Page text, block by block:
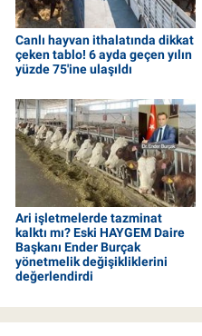
Canlı hayvan ithalatında dikkat
çeken tablo! 6 ayda geçen yılın
yüzde 75'ine ulaşıldı
Ari işletmelerde tazminat
kalktı mı? Eski HAYGEM Daire
Başkanı Ender Burçak
yönetmelik değişikliklerini
değerlendirdi